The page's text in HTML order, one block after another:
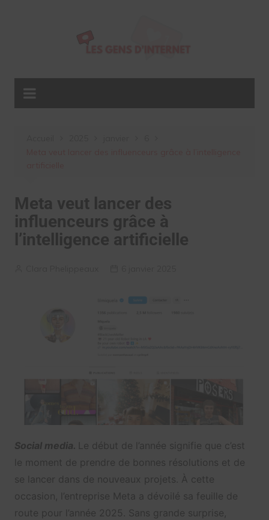
Meta veut lancer des
influenceurs grâce à
l’intelligence artificielle
Social media. Le début de l’année signifie que c’est
le moment de prendre de bonnes résolutions et de
se lancer dans de nouveaux projets. À cette
occasion, l’entreprise Meta a dévoilé sa feuille de
route pour l’année 2025. Sans grande surprise,